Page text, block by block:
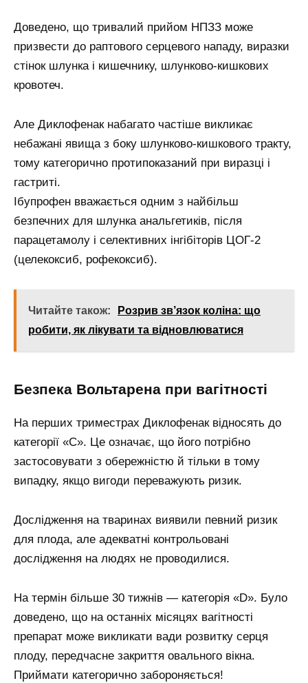
Доведено, що тривалий прийом НПЗЗ може
призвести до раптового серцевого нападу, виразки
стінок шлунка і кишечнику, шлунково-кишкових
кровотеч.
Але Диклофенак набагато частіше викликає
небажані явища з боку шлунково-кишкового тракту,
тому категорично протипоказаний при виразці і
гастриті.
Ібупрофен вважається одним з найбільш
безпечних для шлунка анальгетиків, після
парацетамолу і селективних інгібіторів ЦОГ-2
(целекоксиб, рофекоксиб).
Читайте також:
Розрив зв’язок коліна: що
робити, як лікувати та відновлюватися
Безпека Вольтарена при вагітності
На перших триместрах Диклофенак відносять до
категорії «С». Це означає, що його потрібно
застосовувати з обережністю й тільки в тому
випадку, якщо вигоди переважують ризик.
Дослідження на тваринах виявили певний ризик
для плода, але адекватні контрольовані
дослідження на людях не проводилися.
На термін більше 30 тижнів — категорія «D». Було
доведено, що на останніх місяцях вагітності
препарат може викликати вади розвитку серця
плоду, передчасне закриття овального вікна.
Приймати категорично забороняється!